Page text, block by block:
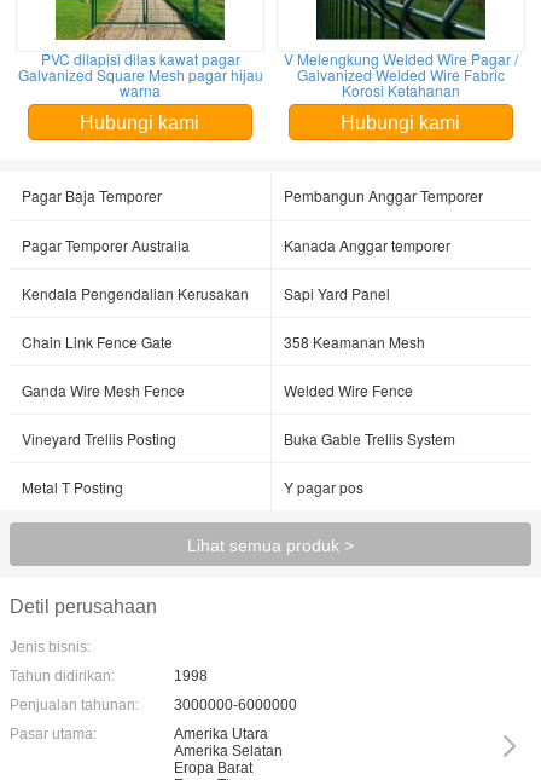
PVC dilapisi dilas kawat pagar
Galvanized Square Mesh pagar hijau
warna
Hubungi kami
V Melengkung Welded Wire Pagar /
Galvanized Welded Wire Fabric
Korosi Ketahanan
Hubungi kami
Pagar Baja Temporer Pembangun Anggar Temporer
Pagar Temporer Australia Kanada Anggar temporer
Kendala Pengendalian Kerusakan Sapi Yard Panel
Chain Link Fence Gate 358 Keamanan Mesh
Ganda Wire Mesh Fence Welded Wire Fence
Vineyard Trellis Posting Buka Gable Trellis System
Metal T Posting Y pagar pos
Lihat semua produk >
Detil perusahaan
Jenis bisnis:
Tahun didirikan:
1998
Penjualan tahunan:
3000000-6000000
Pasar utama:
Amerika Utara
Amerika Selatan
Eropa Barat